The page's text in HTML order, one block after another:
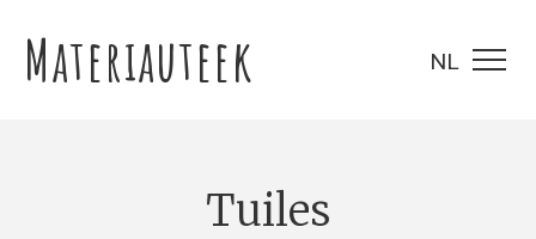
NL
Materiauteek
tuiles